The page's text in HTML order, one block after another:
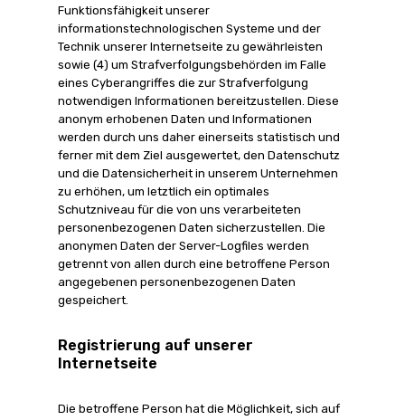
Funktionsfähigkeit unserer
informationstechnologischen Systeme und der
Technik unserer Internetseite zu gewährleisten
sowie (4) um Strafverfolgungsbehörden im Falle
eines Cyberangriffes die zur Strafverfolgung
notwendigen Informationen bereitzustellen. Diese
anonym erhobenen Daten und Informationen
werden durch uns daher einerseits statistisch und
ferner mit dem Ziel ausgewertet, den Datenschutz
und die Datensicherheit in unserem Unternehmen
zu erhöhen, um letztlich ein optimales
Schutzniveau für die von uns verarbeiteten
personenbezogenen Daten sicherzustellen. Die
anonymen Daten der Server-Logfiles werden
getrennt von allen durch eine betroffene Person
angegebenen personenbezogenen Daten
gespeichert.
Registrierung auf unserer
Internetseite
Die betroffene Person hat die Möglichkeit, sich auf